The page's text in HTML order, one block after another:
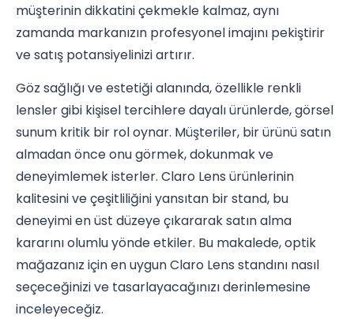
müşterinin dikkatini çekmekle kalmaz, aynı
zamanda markanızın profesyonel imajını pekiştirir
ve satış potansiyelinizi artırır.
Göz sağlığı ve estetiği alanında, özellikle renkli
lensler gibi kişisel tercihlere dayalı ürünlerde, görsel
sunum kritik bir rol oynar. Müşteriler, bir ürünü satın
almadan önce onu görmek, dokunmak ve
deneyimlemek isterler. Claro Lens ürünlerinin
kalitesini ve çeşitliliğini yansıtan bir stand, bu
deneyimi en üst düzeye çıkararak satın alma
kararını olumlu yönde etkiler. Bu makalede, optik
mağazanız için en uygun Claro Lens standını nasıl
seçeceğinizi ve tasarlayacağınızı derinlemesine
inceleyeceğiz.